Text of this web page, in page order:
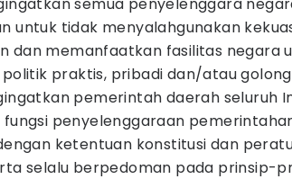
untuk tidak menyalahgunakan
dan memanfaatkan fasilitas negara
praktis, pribadi dan/atau
pemerintah daerah seluruh
penyelenggaraan
ketentuan konstitusi dan
selalu berpedoman pada prinsip-